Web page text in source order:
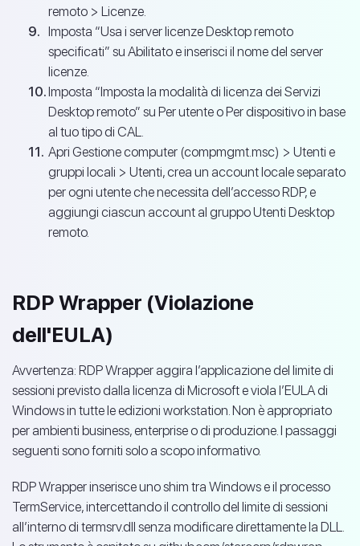
remoto > Licenze.
Imposta “Usa i server licenze Desktop remoto
specificati” su Abilitato e inserisci il nome del server
licenze.
Imposta “Imposta la modalità di licenza dei Servizi
Desktop remoto” su Per utente o Per dispositivo in base
al tuo tipo di CAL.
Apri Gestione computer (compmgmt.msc) > Utenti e
gruppi locali > Utenti, crea un account locale separato
per ogni utente che necessita dell’accesso RDP, e
aggiungi ciascun account al gruppo Utenti Desktop
remoto.
RDP Wrapper (Violazione
dell'EULA)
Avvertenza: RDP Wrapper aggira l’applicazione del limite di
sessioni previsto dalla licenza di Microsoft e viola l’EULA di
Windows in tutte le edizioni workstation. Non è appropriato
per ambienti business, enterprise o di produzione. I passaggi
seguenti sono forniti solo a scopo informativo.
RDP Wrapper inserisce uno shim tra Windows e il processo
TermService, intercettando il controllo del limite di sessioni
all’interno di termsrv.dll senza modificare direttamente la DLL.